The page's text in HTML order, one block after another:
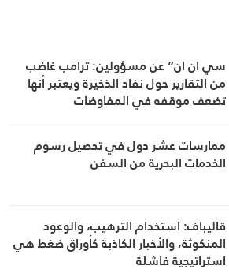
سي ان ان” عن مسؤولين: ترامب غاضب
من التقارير حول نفاد الذخيرة ويعتبر أنها
تضعف موقفه في المفاوضات
ممارسات عشر دول في تحصيل رسوم
الخدمات البحرية من السفن
قاليباف: استخدام الترهيب، والوعود
المنكوثة، والأخبار الكاذبة كأوراق ضغط هي
استراتيجية فاشلة